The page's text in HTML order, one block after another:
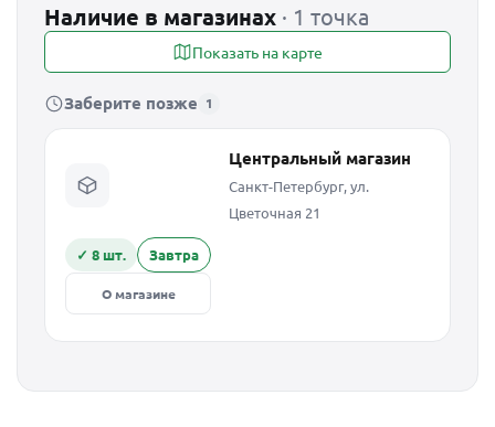
Наличие в магазинах · 1 точка
Показать на карте
Заберите позже 1
Центральный магазин
Санкт-Петербург, ул.
Цветочная 21
✓ 8 шт. Завтра
О магазине